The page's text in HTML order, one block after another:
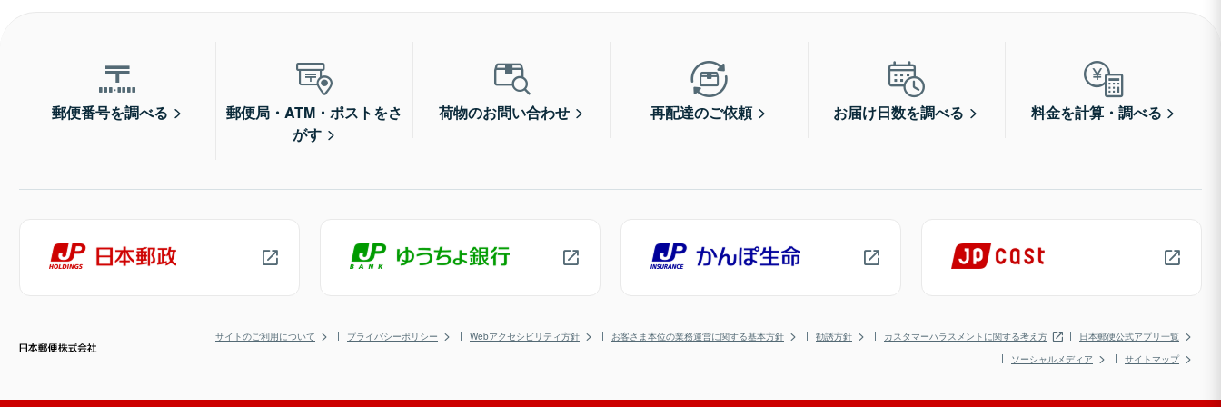
郵便番号を調べる
郵便局・ATM・ポストをさ
がす
荷物のお問い合わせ 再配達のご依頼 お届け日数を調べる 料金を計算・調べる
サイトのご利用について プライバシーポリシー Webアクセシビリティ方針 お客さま本位の業務運営に関する基本方針 勧誘方針 カスタマーハラスメントに関する考え方
日本郵便公式アプリ一覧
ソーシャルメディア
サイトマップ